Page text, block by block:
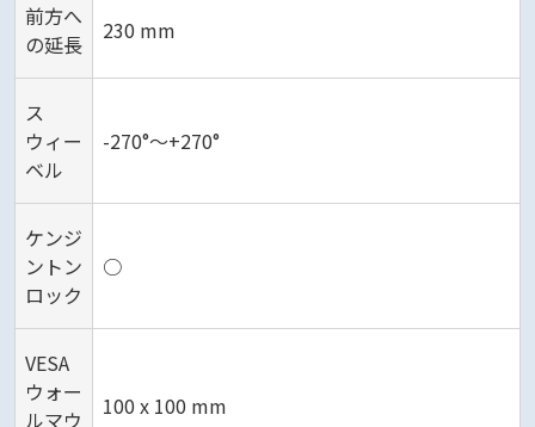
前方へ
の延長
230 mm
ス
ウィー
ベル
-270°～+270°
ケンジ
ントン
ロック
○
VESA
ウォー
ルマウ
100 x 100 mm